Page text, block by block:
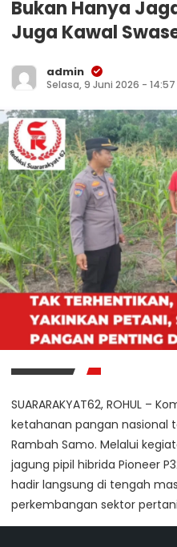
Bukan Hanya
Juga Kawal
admin
Selasa, 9 Juni 2026 - 14:57
SUARARAKYAT62, ROHUL –
ketahanan pangan nasional
Rambah Samo. Melalui
jagung pipil hibrida Pioneer
hadir langsung di tengah
perkembangan sektor